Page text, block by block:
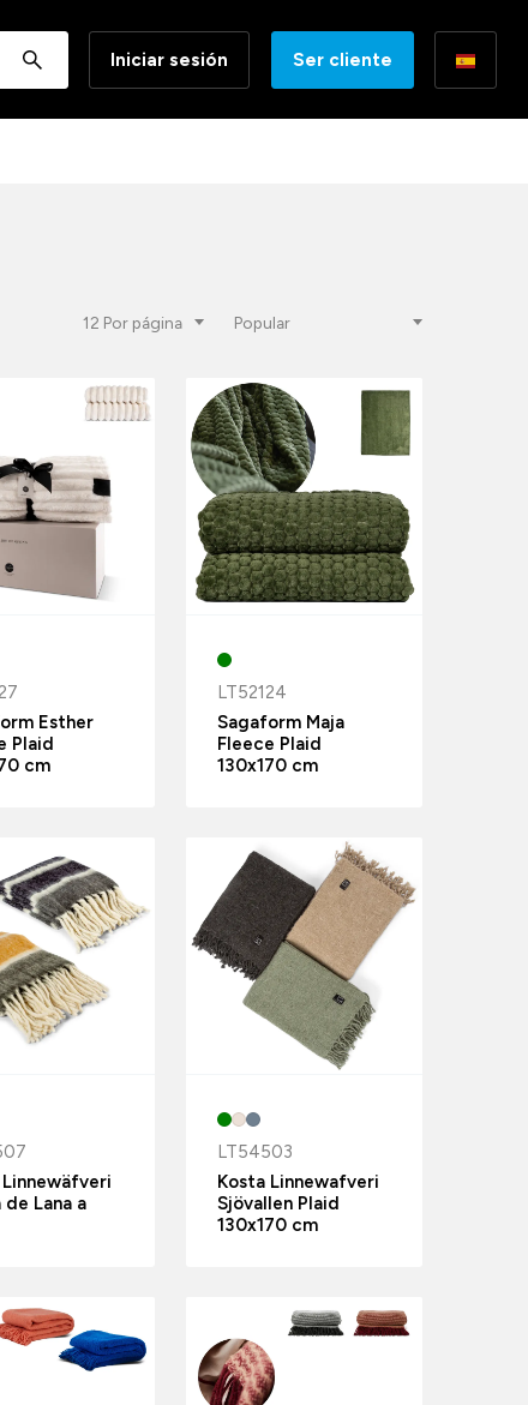
Iniciar sesión Ser cliente
Esther
Plaid
cm
LT52124
Sagaform Maja
Fleece Plaid
130x170 cm
de Lana a
LT54503
Kosta Linnewafveri
Sjövallen Plaid
130x170 cm